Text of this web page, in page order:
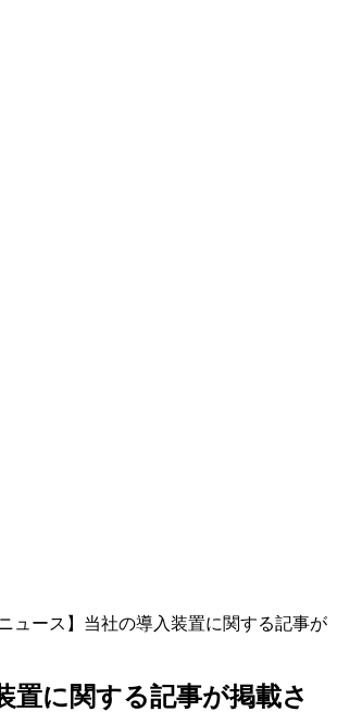
ュース】当社の導入装置に関する記事が
置に関する記事が掲載さ